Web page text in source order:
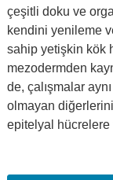
çeşitli doku ve
kendini yenileme
sahip yetişkin kök
mezodermden
de, çalışmalar
olmayan
epitelyal hücrelere